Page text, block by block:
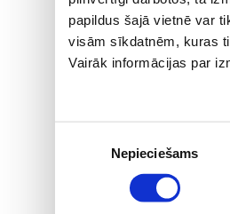
papildus šajā vietnē var
visām sīkdatnēm, kuras
Vairāk informācijas par
Nepieciešams